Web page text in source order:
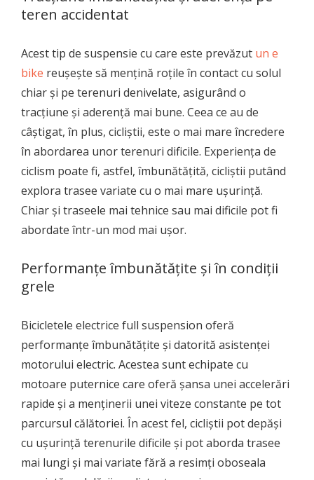
teren accidentat
Acest tip de suspensie cu care este prevăzut un e
bike reușește să mențină roțile în contact cu solul
chiar și pe terenuri denivelate, asigurând o
tracțiune și aderență mai bune. Ceea ce au de
câștigat, în plus, cicliștii, este o mai mare încredere
în abordarea unor terenuri dificile. Experiența de
ciclism poate fi, astfel, îmbunătățită, cicliștii putând
explora trasee variate cu o mai mare ușurință.
Chiar și traseele mai tehnice sau mai dificile pot fi
abordate într-un mod mai ușor.
Performanțe îmbunătățite și în condiții
grele
Bicicletele electrice full suspension oferă
performanțe îmbunătățite și datorită asistenței
motorului electric. Acestea sunt echipate cu
motoare puternice care oferă șansa unei accelerări
rapide și a menținerii unei viteze constante pe tot
parcursul călătoriei. În acest fel, cicliștii pot depăși
cu ușurință terenurile dificile și pot aborda trasee
mai lungi și mai variate fără a resimți oboseala